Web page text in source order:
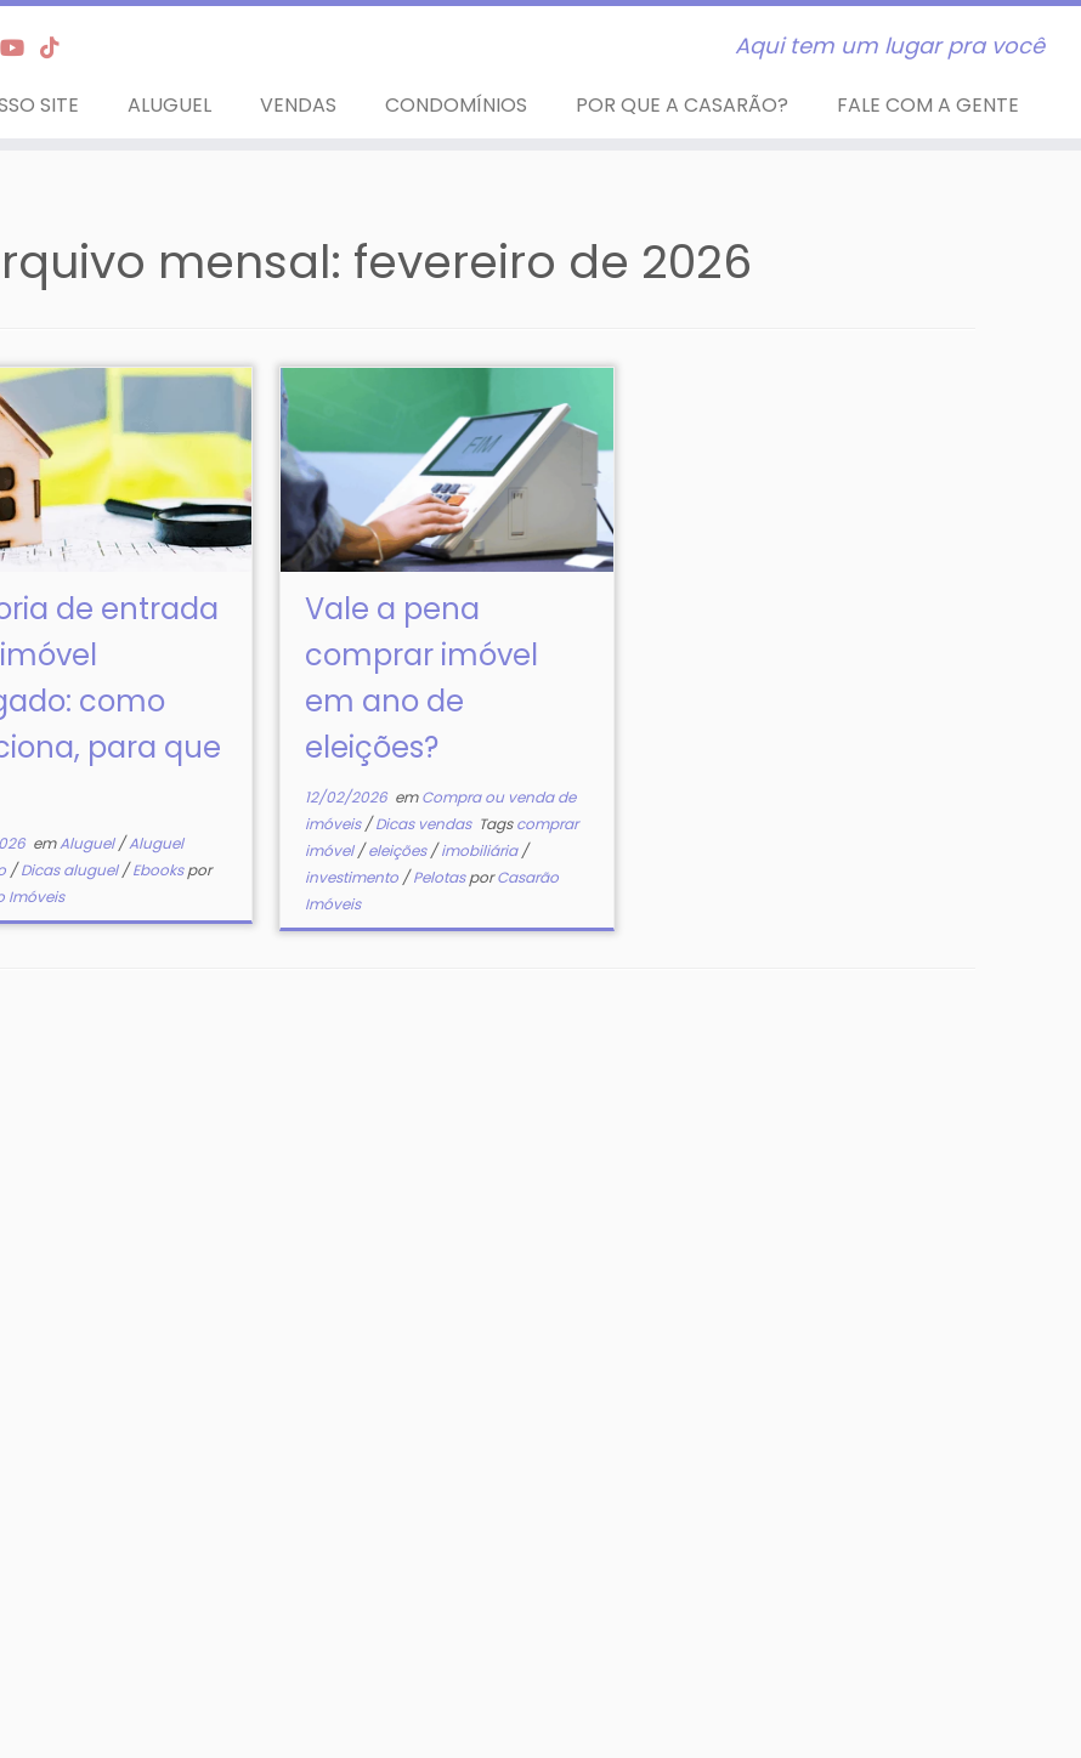
Aqui tem um lugar pra você
SITE ALUGUEL VENDAS CONDOMÍNIOS POR QUE A CASARÃO? FALE COM A GENTE
mensal: fevereiro de 2026
de entrada
como
para que
emAluguel/Aluguel
/Dicas aluguel/Ebookspor
Imóveis
Vale a pena
comprar imóvel
em ano de
eleições?
12/02/2026emCompra ou venda de
imóveis/Dicas vendas Tagscomprar
imóvel/eleições/imobiliária/
investimento /PelotasporCasarão
Imóveis